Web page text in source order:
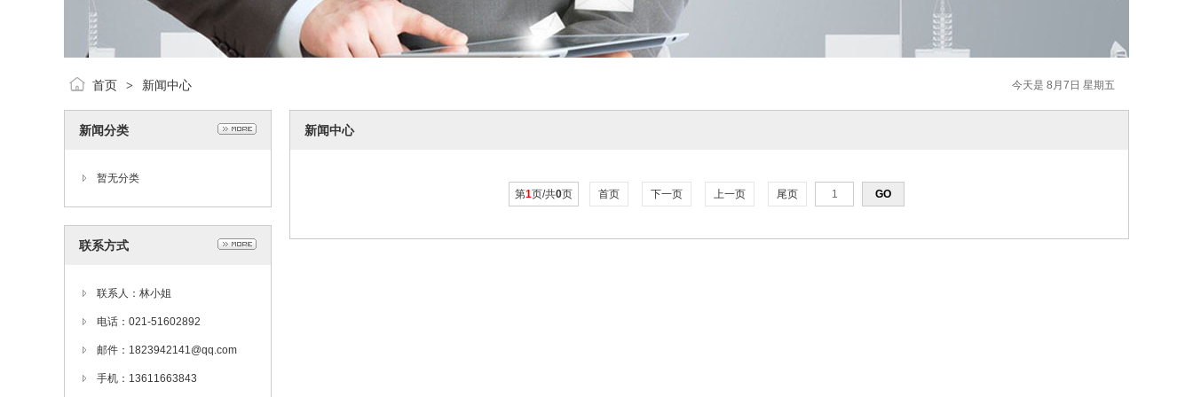
今天是 8月7日 星期五
首页 > 新闻中心
新闻分类
暂无分类
联系方式
联系人：林小姐
电话：021-51602892
邮件：1823942141@qq.com
手机：13611663843
新闻中心
第1页/共0页 首页 下一页 上一页 尾页